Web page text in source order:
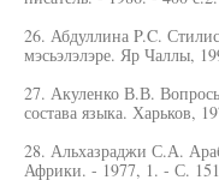
26. Абдуллина P.C.
мэсьэлэлэре. Яр Чаллы,
27. Акуленко В.В.
состава языка. Харьков,
28. Альхазраджи С.А.
Африки. - 1977, 1. - С.